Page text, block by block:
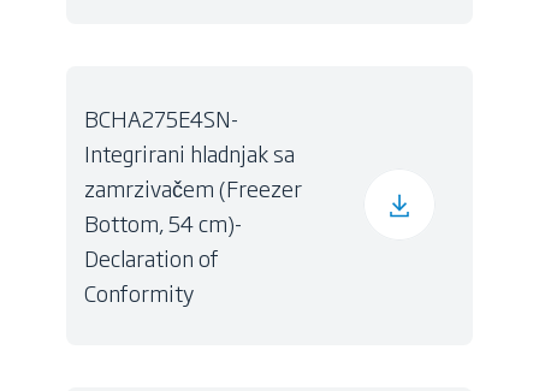
BCHA275E4SN-
Integrirani hladnjak sa
zamrzivačem (Freezer
Bottom, 54 cm)-
Declaration of
Conformity